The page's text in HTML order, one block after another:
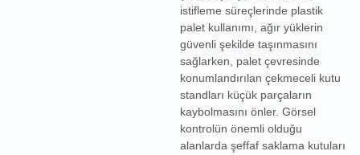
istifleme süreçlerinde plastik
palet kullanımı, ağır yüklerin
güvenli şekilde taşınmasını
sağlarken, palet çevresinde
konumlandırılan çekmeceli kutu
standları küçük parçaların
kaybolmasını önler. Görsel
kontrolün önemli olduğu
alanlarda şeffaf saklama kutuları